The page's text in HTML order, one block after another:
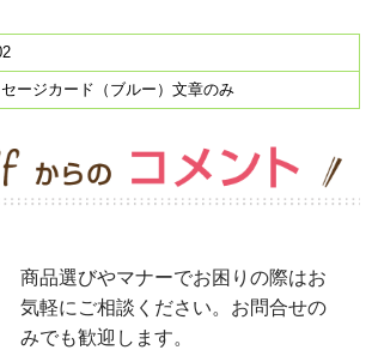
セージカード（ブルー）文章のみ
商品選びやマナーでお困りの際はお
気軽にご相談ください。お問合せの
みでも歓迎します。